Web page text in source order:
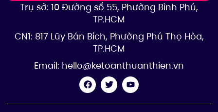
Trụ sở: 10 Đường số 55, Phường Bình Phú,
TP.HCM
CN1: 817 Lũy Bán Bích, Phường Phú Thọ Hòa,
TP.HCM
Email: hello@ketoanthuanthien.vn